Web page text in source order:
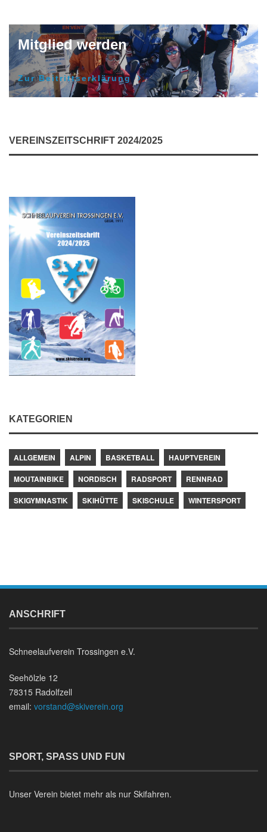
Mitglied werden
Zur Beitrittserklärung
VEREINSZEITSCHRIFT 2024/2025
KATEGORIEN
ALLGEMEIN ALPIN BASKETBALL
HAUPTVEREIN
MOUTAINBIKE
NORDISCH RADSPORT
RENNRAD
SKIGYMNASTIK
SKIHÜTTE SKISCHULE WINTERSPORT
ANSCHRIFT
Schneelaufverein Trossingen e.V.
Seehölzle 12
78315 Radolfzell
email: vorstand@skiverein.org
SPORT, SPASS UND FUN
Unser Verein bietet mehr als nur Skifahren.